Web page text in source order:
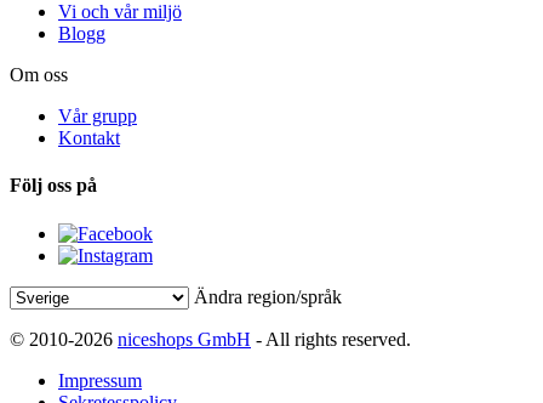
Vi och vår miljö
Blogg
Om oss
Vår grupp
Kontakt
Följ oss på
Ändra region/språk
© 2010-2026 niceshops GmbH - All rights reserved.
Impressum